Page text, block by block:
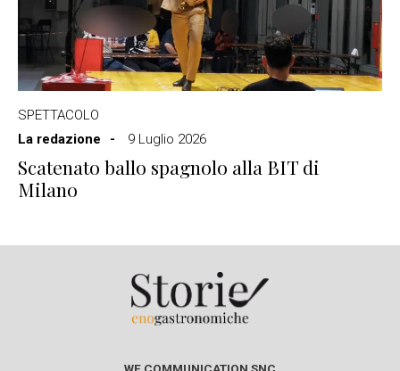
SPETTACOLO
La redazione
9 Luglio 2026
Scatenato ballo spagnolo alla BIT di
Milano